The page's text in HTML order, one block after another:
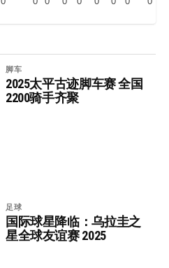
脚车
2025太平古迹脚车赛 全国
2200骑手齐聚
足球
国际球星降临：乌拉圭之
星全球友谊赛 2025